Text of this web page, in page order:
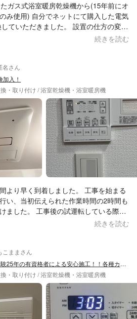
ガス式浴室暖房乾燥機から(15年前にオ
み使用) 自分でネットにて購入した電気
ていただきました。 設置の仕方の変更
で 追加料金が発生しましたが 機器代，
続きを読む
名さん
入！
・取り付け / 浴室乾燥機・浴室暖房機
より早く到着しました。 工事を始まる
い、当初伝えられた作業時間の2時間も
ました。 工事後の試運転している際
明していただき、とっても安心しまし
続きを読む
こままさん
最高の笑顔でお伺い！業界経験25年の有資格者による安心施工！！各種カード利用可能
・取り付け / 浴室乾燥機・浴室暖房機